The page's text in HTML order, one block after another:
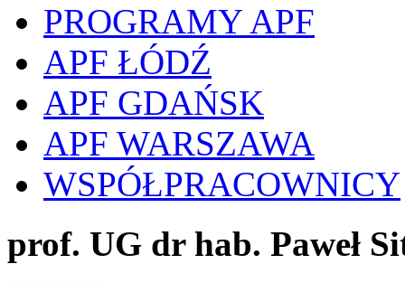
PROGRAMY APF
APF ŁÓDŹ
APF GDAŃSK
APF WARSZAWA
WSPÓŁPRACOWNICY
prof. UG dr hab. Paweł